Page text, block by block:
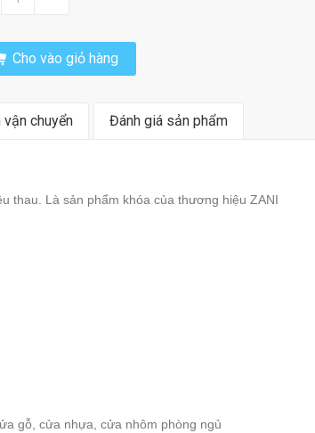
Cho vào giỏ hàng
vận chuyển Đánh giá sản phẩm
thau. Là sản phẩm khóa của thương hiệu ZANI
gỗ, cửa nhựa, cửa nhôm phòng ngủ